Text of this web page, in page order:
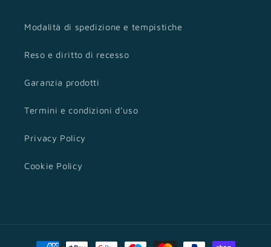
Modalità di spedizione e tempistiche
Reso e diritto di recesso
Garanzia prodotti
Termini e condizioni d’uso
Privacy Policy
Cookie Policy
Metodi